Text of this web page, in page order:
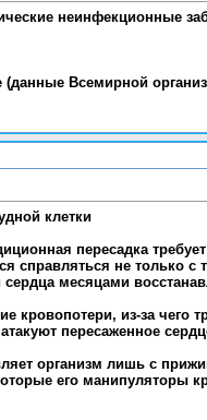
неинфекционные
Всемирной
клетки
пересадка
справляться не
месяцами
из-за чего
пересаженное
организм лишь с
его манипуляторы